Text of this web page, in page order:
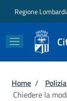
Regione
Briciole
Home /
Chiedere la